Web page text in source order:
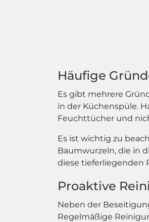
Häufige
Es gibt mehrere
in der Küchenspüle.
Feuchttücher und
Es ist wichtig zu
Baumwurzeln, die in
diese tieferliegenden
Proaktive
Neben der
Regelmäßige